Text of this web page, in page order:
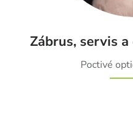
Zábrus, servis
Poctivé